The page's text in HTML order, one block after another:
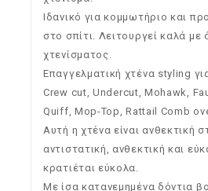
Ιδανικό για κομμωτήριο και
στο σπίτι. Λειτουργεί καλά με
χτενίσματος.
Επαγγελματική χτένα styling
Crew cut, Undercut, Mohawk,
Quiff, Mop-Top, Rattail Comb
Αυτή η χτένα είναι ανθεκτική
αντιστατική, ανθεκτική και
κρατιέται εύκολα.
Με ίσα κατανεμημένα δόντια